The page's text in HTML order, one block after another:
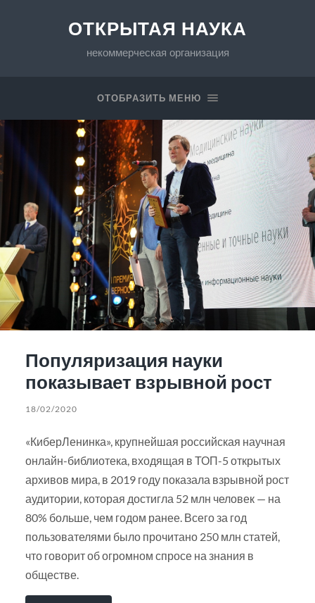
ОТКРЫТАЯ НАУКА
некоммерческая организация
ОТОБРАЗИТЬ МЕНЮ
Популяризация науки
показывает взрывной рост
18/02/2020
«КиберЛенинка», крупнейшая российская научная
онлайн-библиотека, входящая в ТОП-5 открытых
архивов мира, в 2019 году показала взрывной рост
аудитории, которая достигла 52 млн человек — на
80% больше, чем годом ранее. Всего за год
пользователями было прочитано 250 млн статей,
что говорит об огромном спросе на знания в
обществе.